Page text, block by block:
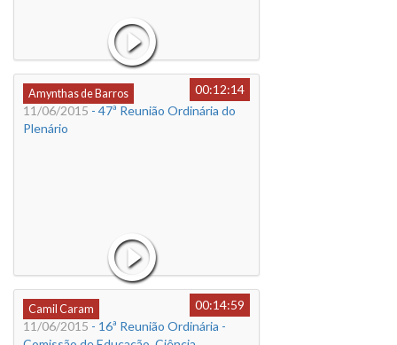
Amynthas de Barros
00:12:14
11/06/2015 - 47ª Reunião Ordinária do
Plenário
Camil Caram
00:14:59
11/06/2015 - 16ª Reunião Ordinária -